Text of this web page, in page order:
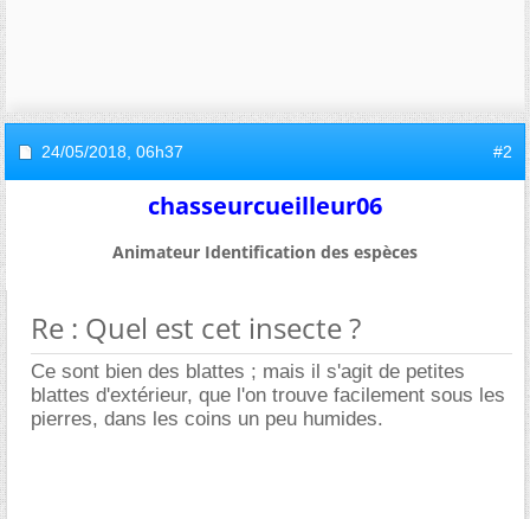
24/05/2018, 06h37 #2
chasseurcueilleur06
Animateur Identification des espèces
Re : Quel est cet insecte ?
Ce sont bien des blattes ; mais il s'agit de petites
blattes d'extérieur, que l'on trouve facilement sous les
pierres, dans les coins un peu humides.